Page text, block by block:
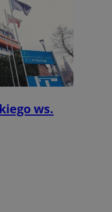
ws.